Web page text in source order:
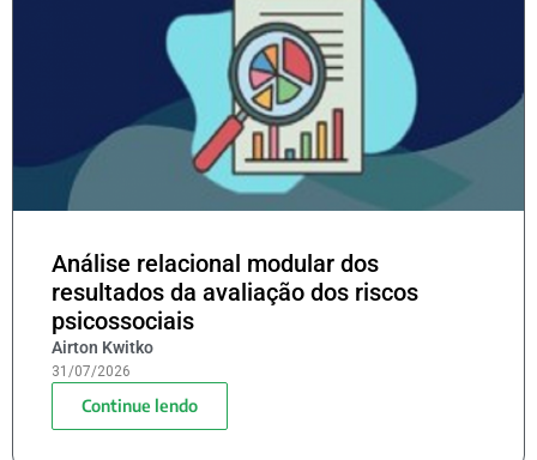
Análise relacional modular dos
resultados da avaliação dos riscos
psicossociais
Airton Kwitko
31/07/2026
Continue lendo